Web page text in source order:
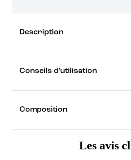
rêver !
Découvrez les récompenses
Description
Conseils d'utilisation
Composition
Les avis